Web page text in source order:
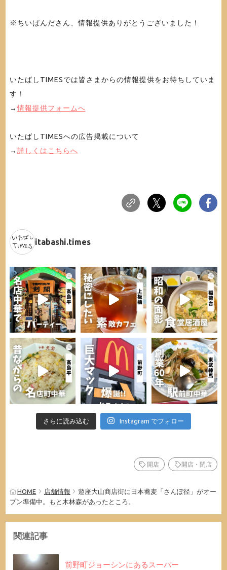
※ちいぱんださん、情報提供ありがとうございました！
いたばしTIMESでは皆さまからの情報提供をお待ちしていま
す！
→情報提供フォームへ
いたばしTIMESへの広告掲載について
→ 詳しくはこちらへ
itabashi.times
さらに読み込む Instagram でフォロー
開店 開店・閉店
HOME 店舗情報
遊座大山商店街に日本蕎麦「さんぽ径」がオー
プン準備中。もと木林森があったところ。
関連記事
前野町ジョーシンにあるスーパー